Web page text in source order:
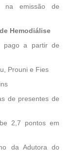
na emissão de
Hemodiálise
pago a partir de
Prouni e Fies
de presentes de
2,7 pontos em
da Adutora do